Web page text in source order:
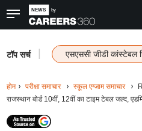
टॉप सर्च एसएससी जीडी कांस्टेबल
होम परीक्षा समाचार स्कूल एग्जाम समाचार
राजस्थान बोर्ड 10वीं, 12वीं का टाइम टेबल जल्द,